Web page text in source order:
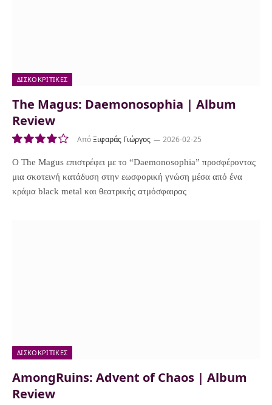
ΔΙΣΚΟΚΡΙΤΙΚΈΣ
The Magus: Daemonosophia | Album
Review
8.0
ΑπόΞιφαράς Γιώργος 2026-02-25
Ο The Magus επιστρέφει με το “Daemonosophia” προσφέροντας
μια σκοτεινή κατάδυση στην εωσφορική γνώση μέσα από ένα
κράμα black metal και θεατρικής ατμόσφαιρας
ΔΙΣΚΟΚΡΙΤΙΚΈΣ
AmongRuins: Advent of Chaos | Album
Review